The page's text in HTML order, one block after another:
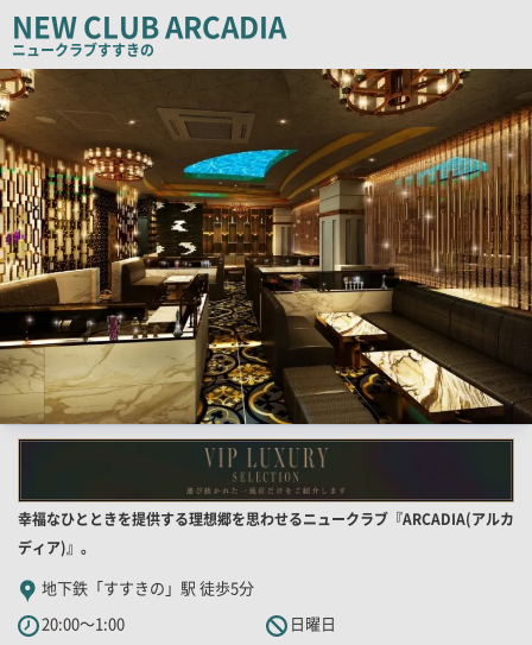
NEW CLUB ARCADIA
ニュークラブすすきの
検
索
結
果
一
覧
用
画
像
店
舗
PR
キ
ャ
幸福なひとときを提供する理想郷を思わせるニュークラブ『ARCADIA(アルカ
ディア)』。
地下鉄「すすきの」駅 徒歩5分
20:00～1:00
日曜日